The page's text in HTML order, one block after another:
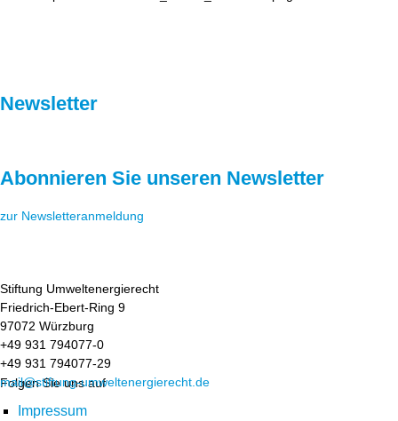
Newsletter
Abonnieren Sie unseren Newsletter
zur Newsletteranmeldung
Stiftung Umweltenergierecht
Friedrich-Ebert-Ring 9
97072 Würzburg
+49 931 794077-0
+49 931 794077-29
mail@stiftung-umweltenergierecht.de
Folgen Sie uns auf
Impressum